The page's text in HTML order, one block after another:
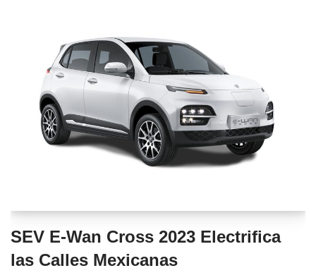
SEV E-Wan Cross 2023 Electrifica
las Calles Mexicanas